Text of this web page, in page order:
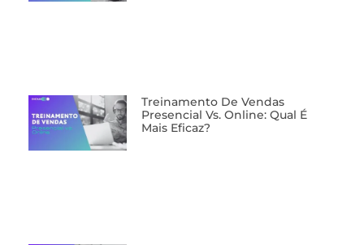
⁠Treinamento De Vendas
Presencial Vs. Online: Qual É
Mais Eficaz?